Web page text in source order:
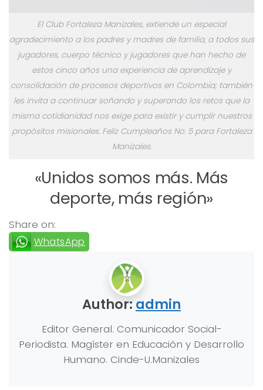
El Club Fortaleza Manizales, extiende un especial
agradecimiento a los padres y madres de familia, a todos sus
jugadores, cuerpo técnico y jugadores que han hecho de
estos cinco años una experiencia de aprendizaje y
consolidación de procesos deportivos en Colombia; también
les invita a continuar soñando y superando los retos que la
misma cotidianidad nos exige para existir y cumplir nuestros
propósitos misionales. Feliz Cumpleaños No. 5 para Fortaleza
Manizales.
«Unidos somos más. Más
deporte, más región»
Share on:
WhatsApp
Author:admin
Editor General. Comunicador Social-
Periodista. Magíster en Educación y Desarrollo
Humano. Cinde-U.Manizales